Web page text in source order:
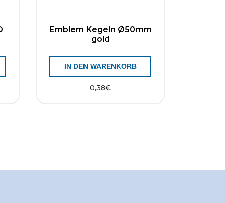
Emblem Kegeln Ø50mm
gold
0,38€
IN DEN WARENKORB